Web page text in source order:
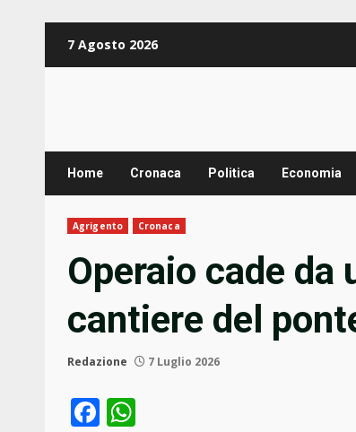
Inhalt7 Agosto 2026
Home Cronaca Politica Economia
Agrigento Cronaca
Operaio cade da
cantiere del
Redazione 7 Luglio 2026
Facebook